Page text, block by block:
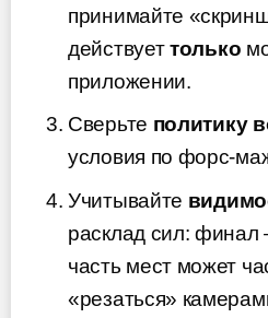
принимайте
действуеттолько
приложении.
Сверьте политику
условия по форс-
Учитывайте
расклад сил:
часть мест может
«резаться»